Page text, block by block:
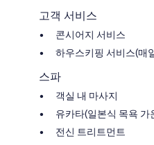
고객 서비스
콘시어지 서비스
하우스키핑 서비스(매
스파
객실 내 마사지
유카타(일본식 목욕 가
전신 트리트먼트